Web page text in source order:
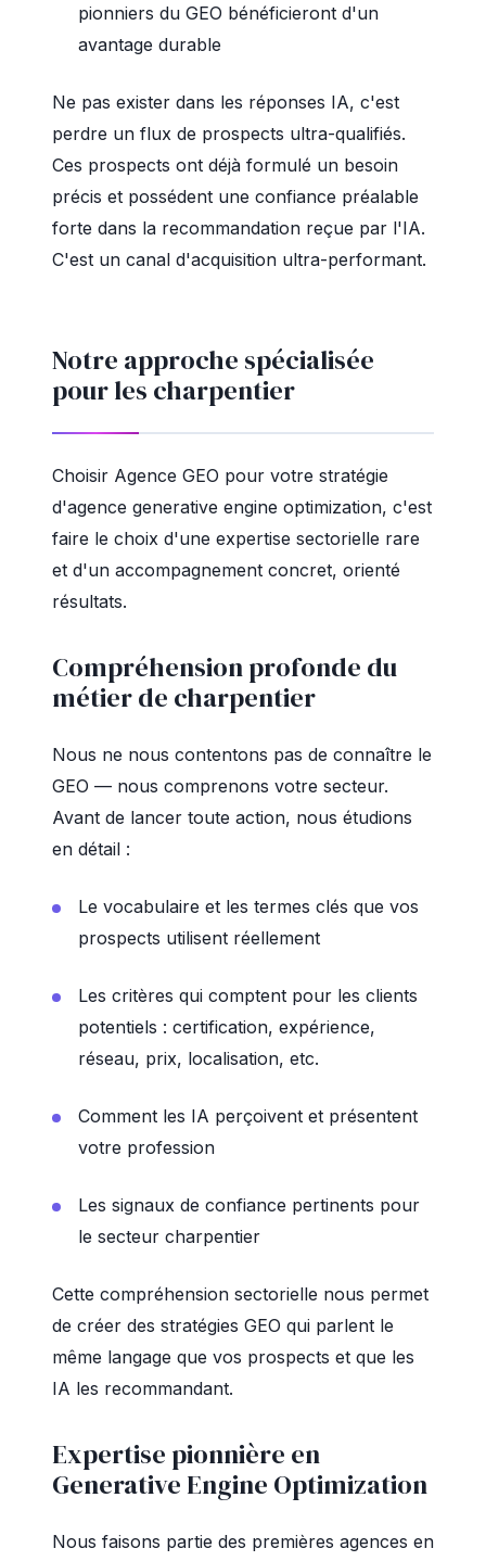
pionniers du GEO bénéficieront d'un
avantage durable
Ne pas exister dans les réponses IA, c'est
perdre un flux de prospects ultra-qualifiés.
Ces prospects ont déjà formulé un besoin
précis et possédent une confiance préalable
forte dans la recommandation reçue par l'IA.
C'est un canal d'acquisition ultra-performant.
Notre approche spécialisée
pour les charpentier
Choisir Agence GEO pour votre stratégie
d'agence generative engine optimization, c'est
faire le choix d'une expertise sectorielle rare
et d'un accompagnement concret, orienté
résultats.
Compréhension profonde du
métier de charpentier
Nous ne nous contentons pas de connaître le
GEO — nous comprenons votre secteur.
Avant de lancer toute action, nous étudions
en détail :
Le vocabulaire et les termes clés que vos
prospects utilisent réellement
Les critères qui comptent pour les clients
potentiels : certification, expérience,
réseau, prix, localisation, etc.
Comment les IA perçoivent et présentent
votre profession
Les signaux de confiance pertinents pour
le secteur charpentier
Cette compréhension sectorielle nous permet
de créer des stratégies GEO qui parlent le
même langage que vos prospects et que les
IA les recommandant.
Expertise pionnière en
Generative Engine Optimization
Nous faisons partie des premières agences en